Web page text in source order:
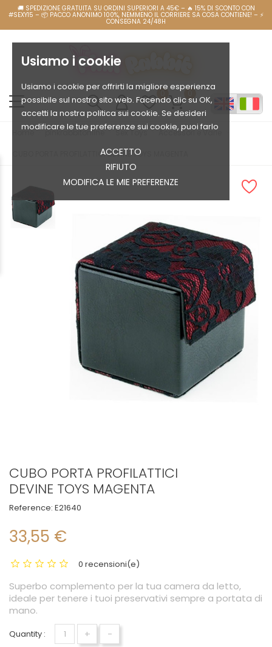
Usiamo i cookie
Usiamo i cookie per offrirti la migliore esperienza
possibile sul nostro sito web. Facendo clic su OK,
accetti la nostra politica sui cookie. Se desideri
modificare le tue preferenze sui cookie, puoi farlo
ACCETTO
RIFIUTO
MODIFICA LE MIE PREFERENZE
Home pinkrabbitonline Sex Toys Accessori e Varie
CUBO PORTA PROFILATTICI DEVINE TOYS MAGENTA
CUBO PORTA PROFILATTICI
DEVINE TOYS MAGENTA
Reference: E21640
33,55 €
0 recensioni(e)
Superbo complemento per la tua camera da letto,
ideale per tenere i tuoi preservativi sempre a portata di
mano.
Quantity : + -